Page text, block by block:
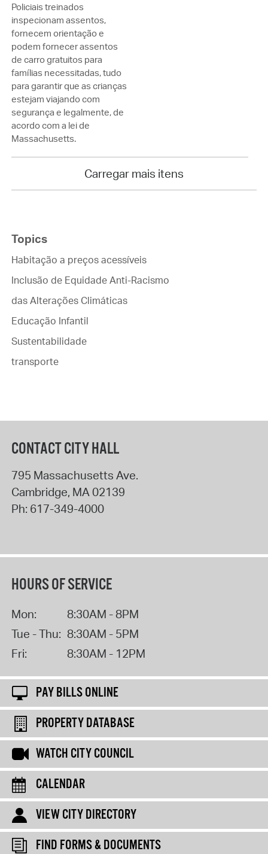
Policiais treinados
inspecionam assentos,
fornecem orientação e
podem fornecer assentos
de carro gratuitos para
famílias necessitadas, tudo
para garantir que as crianças
estejam viajando com
segurança e legalmente, de
acordo com a lei de
Massachusetts.
Carregar mais itens
Topics
Habitação a preços acessíveis
Inclusão de Equidade Anti-Racismo
das Alterações Climáticas
Educação Infantil
Sustentabilidade
transporte
CONTACT CITY HALL
795 Massachusetts Ave.
Cambridge, MA02139
Ph: 617-349-4000
HOURS OF SERVICE
Mon:
8:30AM - 8PM
Tue - Thu: 8:30AM - 5PM
Fri:
8:30AM - 12PM
PAY BILLS ONLINE
PROPERTY DATABASE
WATCH CITY COUNCIL
CALENDAR
VIEW CITY DIRECTORY
FIND FORMS & DOCUMENTS